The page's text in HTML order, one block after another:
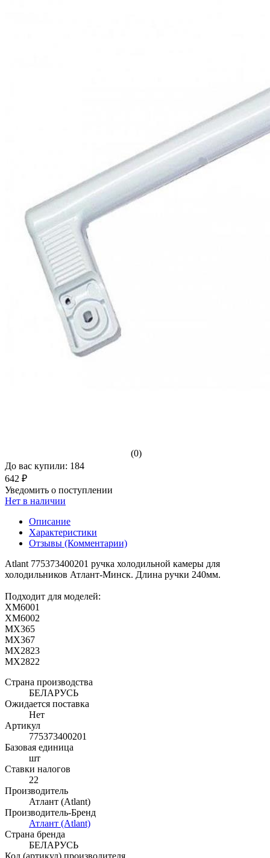
(0)
До вас купили: 184
642 ₽
Уведомить о поступлении
Нет в наличии
Описание
Характеристики
Отзывы (Комментарии)
Atlant 775373400201 ручка холодильной камеры для
холодильников Атлант-Минск. Длина ручки 240мм.
Подходит для моделей:
ХМ6001
ХМ6002
МХ365
МХ367
МХ2823
МХ2822
Страна производства
БЕЛАРУСЬ
Ожидается поставка
Нет
Артикул
775373400201
Базовая единица
шт
Ставки налогов
22
Производитель
Атлант (Atlant)
Производитель-Бренд
Атлант (Atlant)
Страна бренда
БЕЛАРУСЬ
Код (артикул) производителя